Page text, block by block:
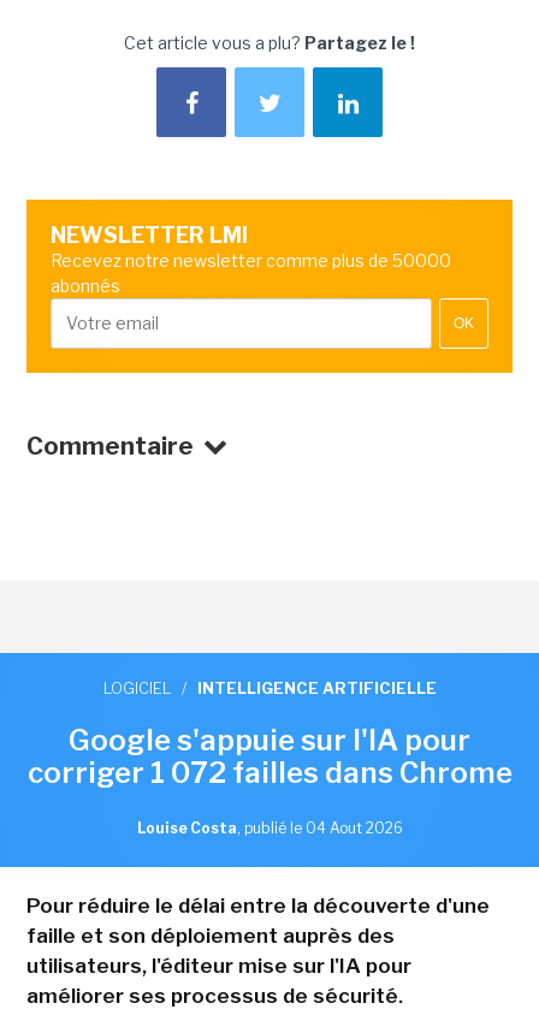
Cet article vous a plu? Partagez le !
NEWSLETTER LMI
Recevez notre newsletter comme plus de 50000
abonnés
OK
Commentaire
LOGICIEL / INTELLIGENCE ARTIFICIELLE
Google s'appuie sur l'IA pour
corriger 1 072 failles dans Chrome
Louise Costa, publié le 04 Aout 2026
Pour réduire le délai entre la découverte d'une
faille et son déploiement auprès des
utilisateurs, l'éditeur mise sur l'IA pour
améliorer ses processus de sécurité.